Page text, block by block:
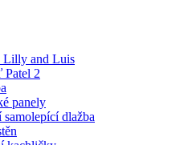
Lilly and Luis
Patel 2
panely
dlažba